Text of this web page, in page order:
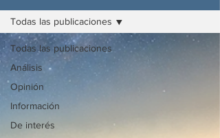
Todas las publicaciones
Análisis
Opinión
Información
De interés
Todas las publicaciones